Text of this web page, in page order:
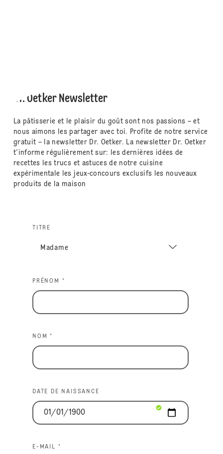
Dr. Oetker Newsletter
La pâtisserie et le plaisir du goût sont nos passions – et
nous aimons les partager avec toi. Profite de notre service
gratuit – la newsletter Dr. Oetker. La newsletter Dr. Oetker
t'informe régulièrement sur: les dernières idées de
recettes les trucs et astuces de notre cuisine
expérimentale les jeux-concours exclusifs les nouveaux
produits de la maison
TITRE
PRÉNOM *
NOM *
DATE DE NAISSANCE
E-MAIL *